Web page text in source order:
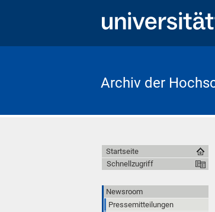
Archiv der
Startseite
Schnellzugriff
Newsroom
Pressemitteilungen